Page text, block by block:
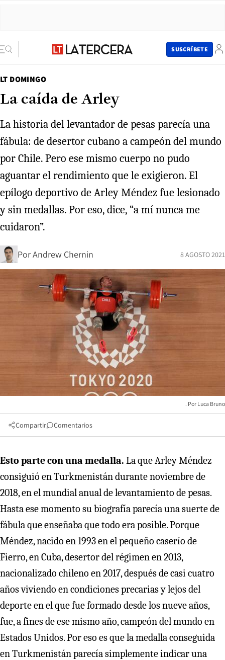
SUSCRÍBETE
LT DOMINGO
La caída de Arley
La historia del levantador de pesas parecía una
fábula: de desertor cubano a campeón del mundo
por Chile. Pero ese mismo cuerpo no pudo
aguantar el rendimiento que le exigieron. El
epílogo deportivo de Arley Méndez fue lesionado
y sin medallas. Por eso, dice, “a mí nunca me
cuidaron”.
PorAndrew Chernin 8 AGOSTO 2021
Luca Bruno
Compartir Comentarios
Esto parte con una medalla. La que Arley Méndez
consiguió en Turkmenistán durante noviembre de
2018, en el mundial anual de levantamiento de pesas.
Hasta ese momento su biografía parecía una suerte de
fábula que enseñaba que todo era posible. Porque
Méndez, nacido en 1993 en el pequeño caserío de
Fierro, en Cuba, desertor del régimen en 2013,
nacionalizado chileno en 2017, después de casi cuatro
años viviendo en condiciones precarias y lejos del
deporte en el que fue formado desde los nueve años,
fue, a fines de ese mismo año, campeón del mundo en
Estados Unidos. Por eso es que la medalla conseguida
en Turkmenistán parecía simplemente indicar una